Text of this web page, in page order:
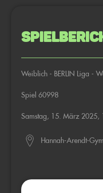
Weiblich - BERLIN Liga -
Spiel 60998
Samstag, 15. März 2025,
Hannah-Arendt-